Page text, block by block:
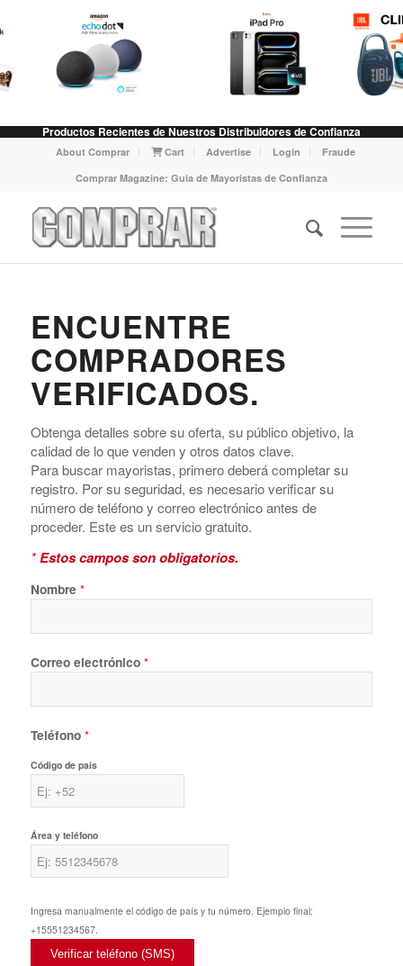
Productos Recientes de Nuestros Distribuidores de Confianza
About Comprar Cart Advertise Login
Fraude
Comprar Magazine: Guia de Mayoristas de Confianza
ENCUENTRE
COMPRADORES
VERIFICADOS.
Obtenga detalles sobre su oferta, su público objetivo, la
calidad de lo que venden y otros datos clave.
Para buscar mayoristas, primero deberá completar su
registro. Por su seguridad, es necesario verificar su
número de teléfono y correo electrónico antes de
proceder. Este es un servicio gratuito.
* Estos campos son obligatorios.
Nombre *
Correo electrónico *
Teléfono *
Código de país
Área y teléfono
Ingresa manualmente el código de país y tu número. Ejemplo final:
+15551234567.
Verificar teléfono (SMS)